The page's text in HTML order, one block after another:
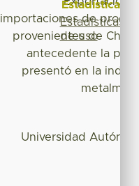
importaciones de
provenientes de
antecedente la
presentó en la
Universidad
Estadísticas
Estadísticas
de uso